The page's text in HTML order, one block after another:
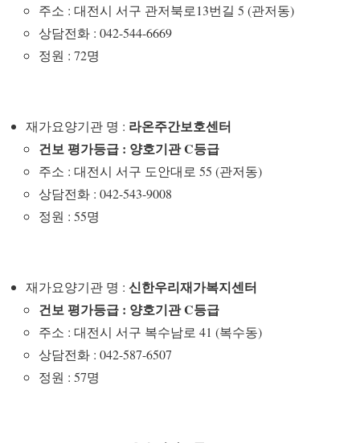
주소 : 대전시 서구 관저북로13번길 5 (관저동)
상담전화 : 042-544-6669
정원 : 72명
재가요양기관 명 : 라온주간보호센터
건보 평가등급 : 양호기관 C등급
주소 : 대전시 서구 도안대로 55 (관저동)
상담전화 : 042-543-9008
정원 : 55명
재가요양기관 명 : 신한우리재가복지센터
건보 평가등급 : 양호기관 C등급
주소 : 대전시 서구 복수남로 41 (복수동)
상담전화 : 042-587-6507
정원 : 57명